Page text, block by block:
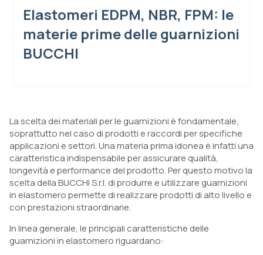
Elastomeri EDPM, NBR, FPM: le
materie prime delle guarnizioni
BUCCHI
La scelta dei materiali per le guarnizioni è fondamentale,
soprattutto nel caso di prodotti e raccordi per specifiche
applicazioni e settori. Una materia prima idonea è infatti una
caratteristica indispensabile per assicurare qualità,
longevità e performance del prodotto. Per questo motivo la
scelta della BUCCHI S.r.l. di produrre e utilizzare guarnizioni
in elastomero permette di realizzare prodotti di alto livello e
con prestazioni straordinarie.
In linea generale, le principali caratteristiche delle
guarnizioni in elastomero riguardano: